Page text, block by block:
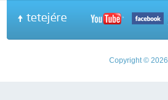
tetejére
Copyright © 2026